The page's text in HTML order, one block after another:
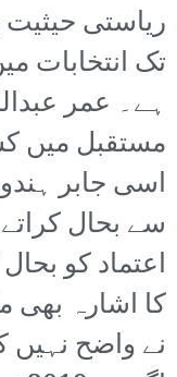
ریاستی
تک انتخابات
ہے۔ عمر
مستقبل میں
اسی جابر
سے بحال
اعتماد کو
کا اشارہ بھی